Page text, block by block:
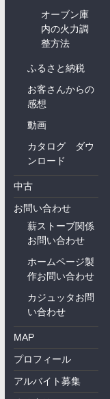
オーブン庫
内の火力調
整方法
ふるさと納税
お客さんからの
感想
動画
カタログ ダウ
ンロード
中古
お問い合わせ
薪ストーブ関係
お問い合わせ
ホームページ製
作お問い合わせ
カジュッタお問
い合わせ
MAP
プロフィール
アルバイト募集